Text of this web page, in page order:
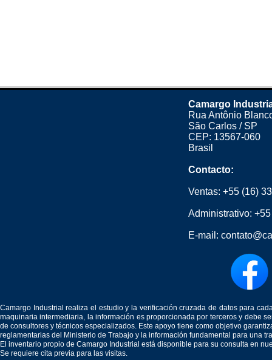
Camargo
Rua Antônio
São Carlos / SP
CEP: 13567-060
Brasil
Contacto:
Ventas: +55 (16)
Administrativo:
E-mail:
Camargo Industrial realiza el estudio y la verificación cruzada de datos para
maquinaria intermediaria, la información es proporcionada por terceros y debe
de consultores y técnicos especializados. Este apoyo tiene como objetivo
reglamentarias del Ministerio de Trabajo y la información fundamental para una
El inventario propio de Camargo Industrial está disponible para su consulta en
Se requiere cita previa para las visitas.